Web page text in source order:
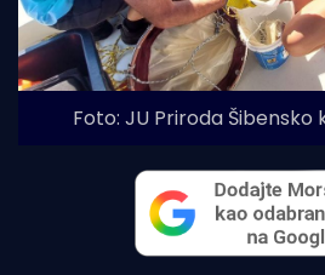
Foto: JU Priroda Šibensko